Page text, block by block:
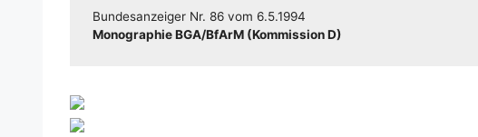
Bun­des­an­zei­ger Nr. 86 vom 6.5.1994
Mono­gra­phie BGA/​​BfArM (Kom­mis­si­on D)